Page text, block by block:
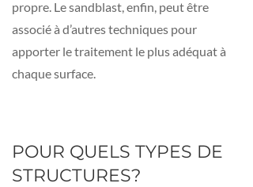
propre. Le sandblast, enfin, peut être
associé à d’autres techniques pour
apporter le traitement le plus adéquat à
chaque surface.
POUR QUELS TYPES DE
STRUCTURES?